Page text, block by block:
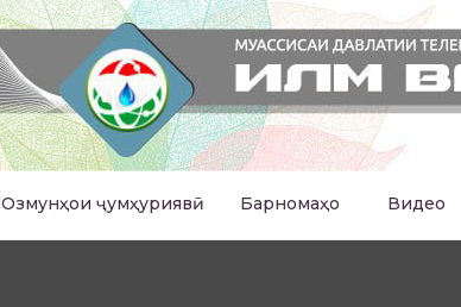
Озмунҳои ҷумҳуриявӣ Барномаҳо Видео